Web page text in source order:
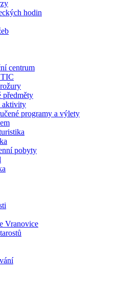
hodin
centrum
předměty
aktivity
programy a výlety
pobyty
Vranovice